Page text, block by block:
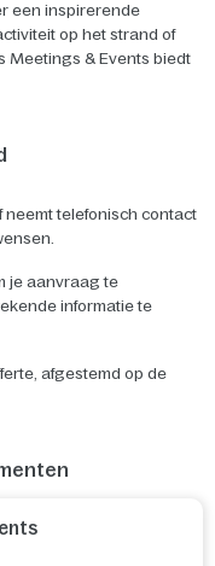
een inspirerende
op het strand of
Meetings & Events biedt
neemt telefonisch contact
je aanvraag te
informatie te
afgestemd op de